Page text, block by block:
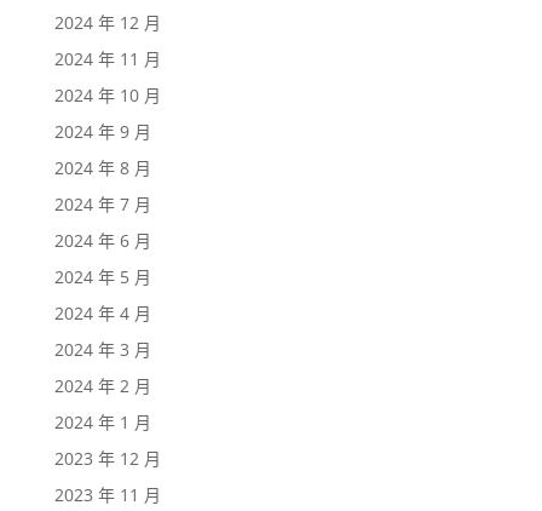
2024 年 12 月
2024 年 11 月
2024 年 10 月
2024 年 9 月
2024 年 8 月
2024 年 7 月
2024 年 6 月
2024 年 5 月
2024 年 4 月
2024 年 3 月
2024 年 2 月
2024 年 1 月
2023 年 12 月
2023 年 11 月